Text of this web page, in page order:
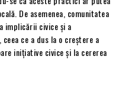
De asemenea, comunitatea
implicării civice și a
ce a dus la o creștere a
inițiative civice și la cererea